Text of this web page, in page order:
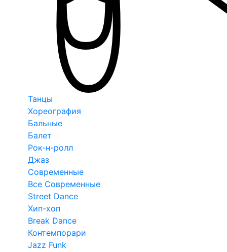
Танцы
Хореография
Бальные
Балет
Рок-н-ролл
Джаз
Современные
Все Современные
Street Dance
Хип-хоп
Break Dance
Контемпорари
Jazz Funk